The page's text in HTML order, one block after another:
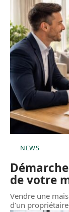
NEWS
de votre
Vendre une
d’un